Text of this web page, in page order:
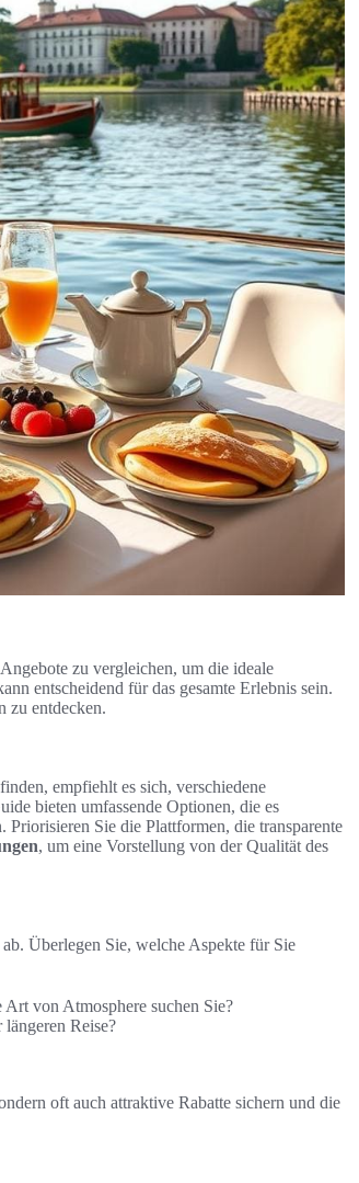
zu vergleichen, um die ideale
entscheidend für das gesamte Erlebnis sein.
zu entdecken.
empfiehlt es sich, verschiedene
bieten umfassende Optionen, die es
Priorisieren Sie die Plattformen, die transparente
, um eine Vorstellung von der Qualität des
Überlegen Sie, welche Aspekte für Sie
von Atmosphere suchen Sie?
Reise?
oft auch attraktive Rabatte sichern und die